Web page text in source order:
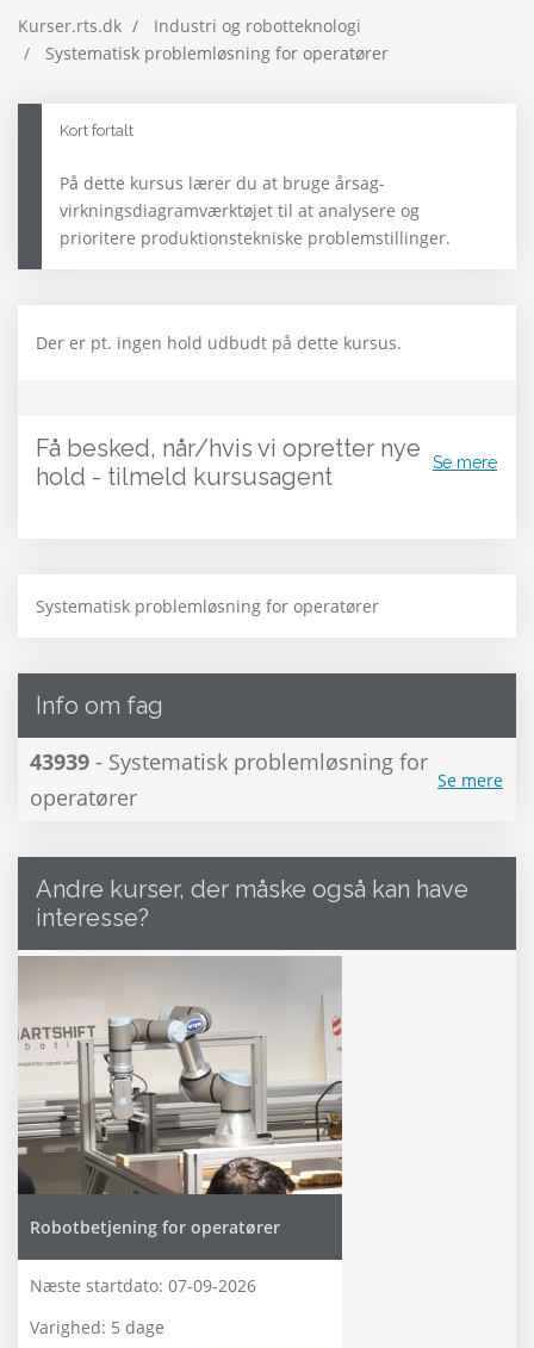
Kurser.rts.dk
Industri og robotteknologi
Systematisk problemløsning for operatører
Kort fortalt
På dette kursus lærer du at bruge årsag-
virkningsdiagramværktøjet til at analysere og
prioritere produktionstekniske problemstillinger.
Der er pt. ingen hold udbudt på dette kursus.
Få besked, når/hvis vi opretter nye
hold - tilmeld kursusagent
Se mere
Systematisk problemløsning for operatører
Info om fag
43939 - Systematisk problemløsning for
operatører
Se mere
Andre kurser, der måske også kan have
interesse?
Robotbetjening for operatører
Næste startdato: 07-09-2026
Varighed: 5 dage